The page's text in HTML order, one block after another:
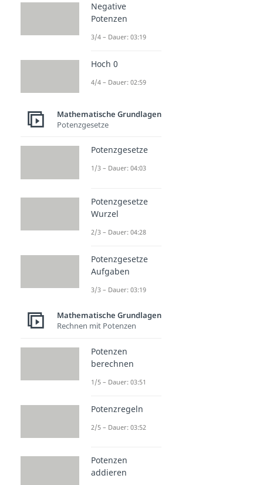
Negative
Potenzen
3/4 – Dauer: 03:19
Hoch 0
4/4 – Dauer: 02:59
Mathematische Grundlagen
Potenzgesetze
Potenzgesetze
1/3 – Dauer: 04:03
Potenzgesetze
Wurzel
2/3 – Dauer: 04:28
Potenzgesetze
Aufgaben
3/3 – Dauer: 03:19
Mathematische Grundlagen
Rechnen mit Potenzen
Potenzen
berechnen
1/5 – Dauer: 03:51
Potenzregeln
2/5 – Dauer: 03:52
Potenzen
addieren